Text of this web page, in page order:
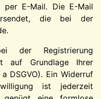
per E-Mail. Die E-Mail
die bei der
der Registrierung
auf Grundlage Ihrer
DSGVO). Ein Widerruf
ist jederzeit